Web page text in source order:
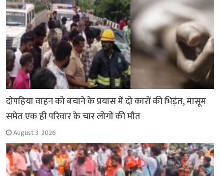
दोपहिया वाहन को बचाने के प्रयास में दो कारों की भिड़ंत, मासूम
समेत एक ही परिवार के चार लोगों की मौत
August 3, 2026